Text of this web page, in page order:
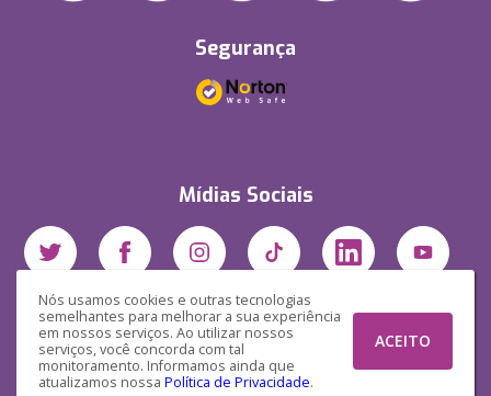
Nós usamos cookies e outras tecnologias
semelhantes para melhorar a sua experiência
em nossos serviços. Ao utilizar nossos
serviços, você concorda com tal
monitoramento. Informamos ainda que
atualizamos nossa Política de Privacidade.
ACEITO
Segurança
Mídias Sociais